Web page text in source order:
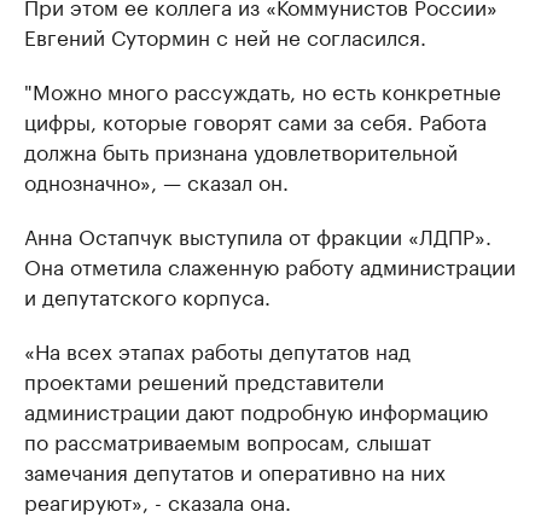
Евгений Сутормин с ней не согласился.
"Можно много рассуждать, но есть конкретные
цифры, которые говорят сами за себя. Работа
должна быть признана удовлетворительной
однозначно», — сказал он.
Анна Остапчук выступила от фракции «ЛДПР».
Она отметила слаженную работу администрации
и депутатского корпуса.
«На всех этапах работы депутатов над
проектами решений представители
администрации дают подробную информацию
по рассматриваемым вопросам, слышат
замечания депутатов и оперативно на них
реагируют», - сказала она.